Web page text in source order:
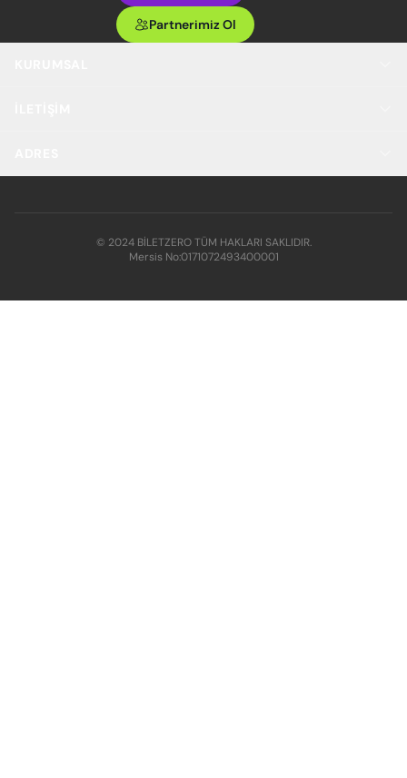
Partnerimiz Ol
© 2024 BİLETZERO TÜM HAKLARI SAKLIDIR.
Mersis No:0171072493400001